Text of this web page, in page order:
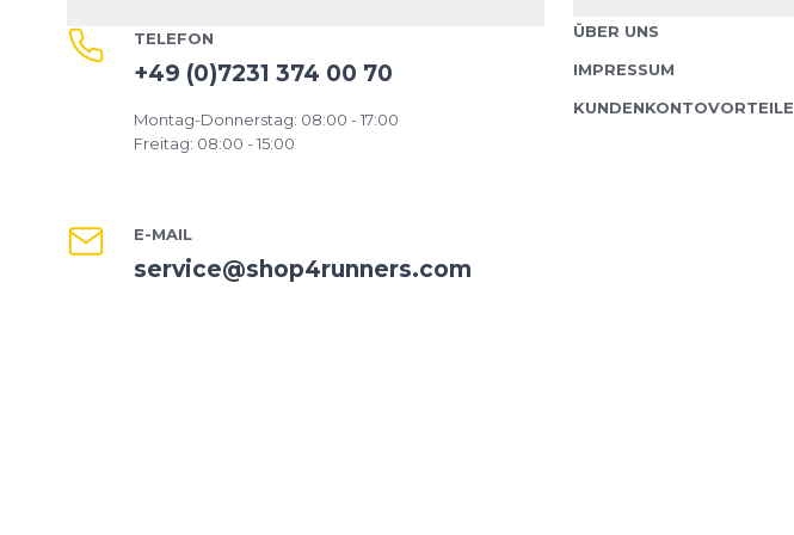
TELEFON
+49 (0)7231 374 00 70
Montag-Donnerstag: 08:00 - 17:00
Freitag: 08:00 - 15:00
E-MAIL
service@shop4runners.com
ÜBER UNS
IMPRESSUM
KUNDENKONTOVORTEILE